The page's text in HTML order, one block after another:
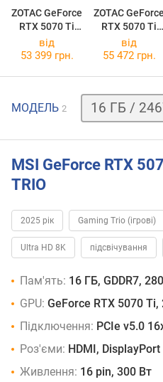
ZOTAC GeForce
RTX 5070 Ti
AMP Extreme
INFINITY
ZOTAC GeForce
RTX 5070 Ti
SOLID CORE OC
від
53 399 грн.
від
55 472 грн.
МОДЕЛЬ 2
16 ГБ
MSI GeForce RTX
TRIO
2025 рік Gaming Trio (ігрові)
Ultra HD 8K підсвічування
Пам'ять: 16 ГБ, GDDR7,
GPU: GeForce RTX 5070
Підключення: PCIe v5.0
Роз'єми: HDMI, DisplayPort
Живлення: 16 pin, 300 Вт